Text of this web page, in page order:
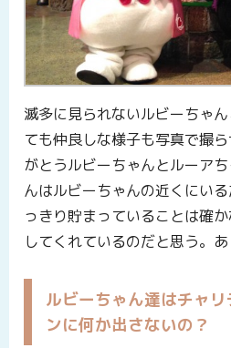
滅多に見られないルビーちゃ
ても仲良しな様子も写真で撮
がとうルビーちゃんとルーア
んはルビーちゃんの近くにい
っきり貯まっていることは確
してくれているのだと思う。あ
ルビーちゃん達はチャ
ンに何か出さないの？